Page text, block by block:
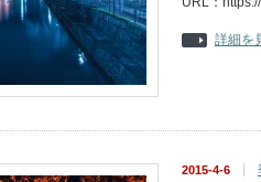
詳細を
2015-4-6